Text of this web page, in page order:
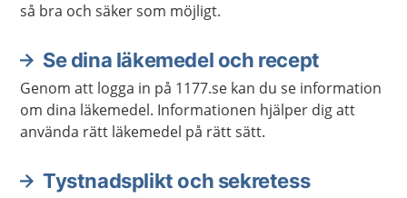
så bra och säker som möjligt.
Se dina läkemedel och recept
Genom att logga in på 1177.se kan du se information
om dina läkemedel. Informationen hjälper dig att
använda rätt läkemedel på rätt sätt.
Tystnadsplikt och sekretess